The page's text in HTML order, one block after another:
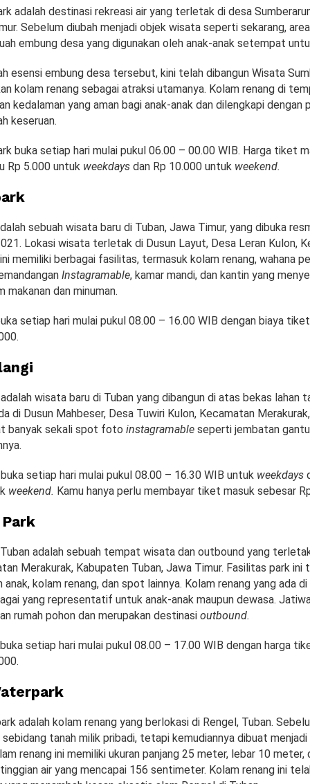
adalah destinasi rekreasi air yang terletak di desa
Sebelum diubah menjadi objek wisata seperti sekarang,
embung desa yang digunakan oleh anak-anak setempat
esensi embung desa tersebut, kini telah dibangun Wisata
kolam renang sebagai atraksi utamanya. Kolam renang di
kedalaman yang aman bagi anak-anak dan dilengkapi dengan
keseruan.
buka setiap hari mulai pukul 06.00 – 00.00 WIB. Harga tiket
Rp 5.000 untuk weekdays dan Rp 10.000 untuk weekend.
sebuah wisata baru di Tuban, Jawa Timur, yang dibuka
Lokasi wisata terletak di Dusun Layut, Desa Leran Kulon,
memiliki berbagai fasilitas, termasuk kolam renang, wahana
Instagramable, kamar mandi, dan kantin yang
makanan dan minuman.
setiap hari mulai pukul 08.00 – 16.00 WIB dengan biaya
wisata baru di Tuban yang dibangun di atas bekas lahan
di Dusun Mahbeser, Desa Tuwiri Kulon, Kecamatan
banyak sekali spot foto instagramable seperti jembatan
setiap hari mulai pukul 08.00 – 16.30 WIB untuk weekdays
weekend. Kamu hanya perlu membayar tiket masuk sebesar
adalah sebuah tempat wisata dan outbound yang
Merakurak, Kabupaten Tuban, Jawa Timur. Fasilitas park ini
anak, kolam renang, dan spot lainnya. Kolam renang yang ada di
yang representatif untuk anak-anak maupun dewasa.
rumah pohon dan merupakan destinasi outbound.
setiap hari mulai pukul 08.00 – 17.00 WIB dengan harga
adalah kolam renang yang berlokasi di Rengel, Tuban.
sebidang tanah milik pribadi, tetapi kemudiannya dibuat menjadi
renang ini memiliki ukuran panjang 25 meter, lebar 10 meter,
air yang mencapai 156 sentimeter. Kolam renang ini